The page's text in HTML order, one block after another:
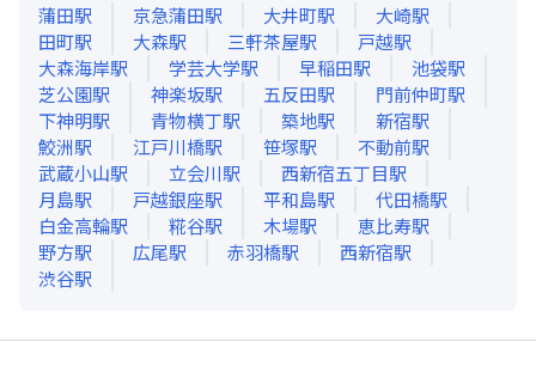
蒲田駅 京急蒲田駅 大井町駅 大崎駅
田町駅 大森駅 三軒茶屋駅 戸越駅
大森海岸駅 学芸大学駅 早稲田駅 池袋駅
芝公園駅 神楽坂駅 五反田駅 門前仲町駅
下神明駅 青物横丁駅 築地駅 新宿駅
鮫洲駅 江戸川橋駅 笹塚駅 不動前駅
武蔵小山駅 立会川駅 西新宿五丁目駅
月島駅 戸越銀座駅 平和島駅 代田橋駅
白金高輪駅 糀谷駅 木場駅 恵比寿駅
野方駅 広尾駅 赤羽橋駅 西新宿駅
渋谷駅